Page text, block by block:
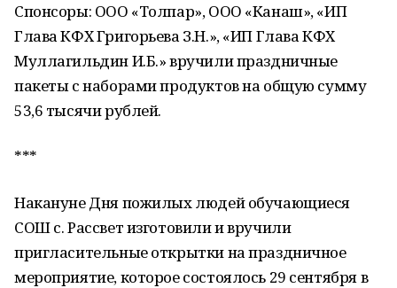
Спонсоры: ООО «Толпар», ООО «Канаш», «ИП
Глава КФХ Григорьева З.Н.», «ИП Глава КФХ
Муллагильдин И.Б.» вручили праздничные
пакеты с наборами продуктов на общую сумму
53,6 тысячи рублей.
***
Накануне Дня пожилых людей обучающиеся
СОШ с. Рассвет изготовили и вручили
пригласительные открытки на праздничное
мероприятие, которое состоялось 29 сентября в